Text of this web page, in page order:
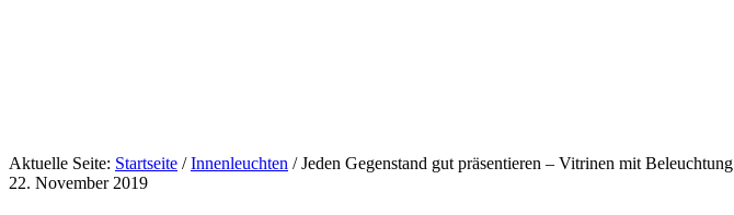
Aktuelle Seite: Startseite /Innenleuchten / Jeden Gegenstand gut präsentieren – Vitrinen mit Beleuchtung
22. November 2019